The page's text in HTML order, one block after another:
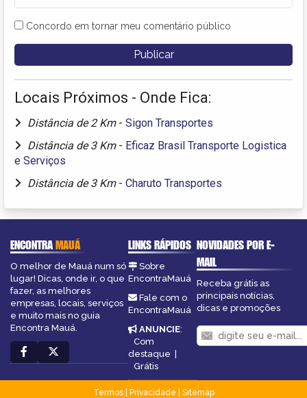
Concordo em tornar meu comentário público
Locais Próximos - Onde Fica:
Distância de 2 Km - Sigon Transportes
Distância de 3 Km - Eficaz Brasil Transporte Logistica
e Serviços
Distância de 3 Km - Charuto Transportes
ENCONTRAMAUÁ
O melhor de Mauá num só
lugar! Dicas, onde ir, o que
fazer, as melhores
empresas, locais, serviços
e muito mais no guia
Encontra Mauá.
LINKS RÁPIDOS
Sobre
EncontraMauá
Fale com o
EncontraMauá
ANUNCIE:
Com
destaque |
Grátis
NOVIDADES POR E-
MAIL
Receba grátis as
principais notícias,
dicas e promoções
Termos| Privacidade
Sitemap